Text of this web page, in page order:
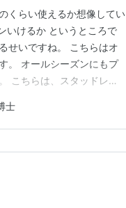
くらい使えるか想像してい
いけるか というところで
せいですね。 こちらはオ
。 オールシーズンにもプ
こちらは、スタッドレ
も。ただし、ゴムは固い
…
士